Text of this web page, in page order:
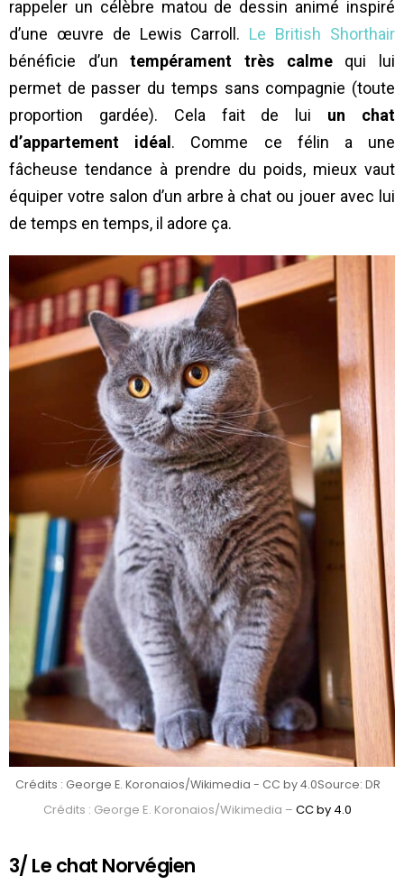
rappeler un célèbre matou de dessin animé inspiré
d’une œuvre de Lewis Carroll. Le British Shorthair
bénéficie d’untempérament très calmequi lui
permet de passer du temps sans compagnie (toute
proportion gardée). Cela fait de lui un chat
d’appartement idéal. Comme ce félin a une
fâcheuse tendance à prendre du poids, mieux vaut
équiper votre salon d’un arbre à chat ou jouer avec lui
de temps en temps, il adore ça.
Crédits : George E. Koronaios/Wikimedia - CC by 4.0Source: DR
Crédits : George E. Koronaios/Wikimedia – CC by 4.0
3/ Le chat Norvégien